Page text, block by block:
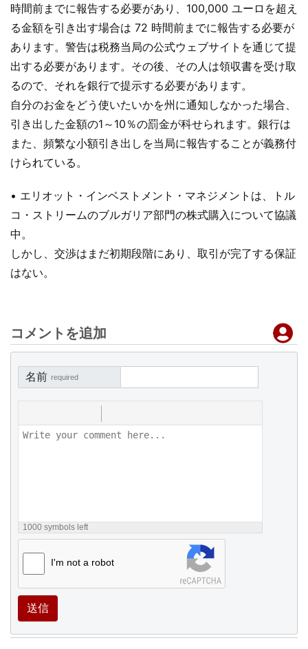
時間前までに報告する必要があり、100,000 ユーロを超え
る金額を引き出す場合は 72 時間前までに報告する必要が
あります。警告は税務当局の公式ウェブサイトを通じて提
出する必要があります。その後、その人は領収書を受け取
るので、それを銀行で提示する必要があります。
自分のお金をどう使いたいかを州に通知しなかった場合、
引き出した金額の1～10％の罰金が科せられます。銀行は
また、頻繁な小額引き出しを当局に報告することが義務付
けられている。
• エリオット・インベストメント・マネジメントは、トル
コ・ストリームのブルガリア部門の株式購入について協議
中。
しかし、交渉はまだ初期段階にあり、取引が完了する保証
はない。
コメントを追加
名前 required
1000 symbols left
I'm not a robot
送信